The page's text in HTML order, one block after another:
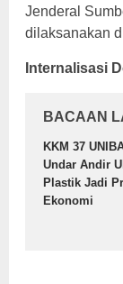
Jenderal
dilaksanakan
Internalisasi
BACAAN
KKM 37
Undar Andir
Plastik Jadi
Ekonomi